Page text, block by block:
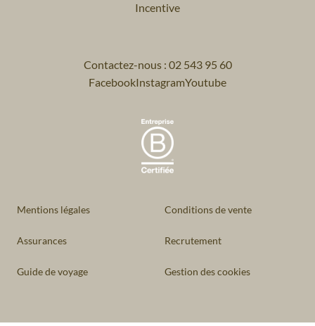
Incentive
Contactez-nous : 02 543 95 60
FacebookInstagramYoutube
Mentions légales Conditions de vente
Assurances Recrutement
Guide de voyage Gestion des cookies